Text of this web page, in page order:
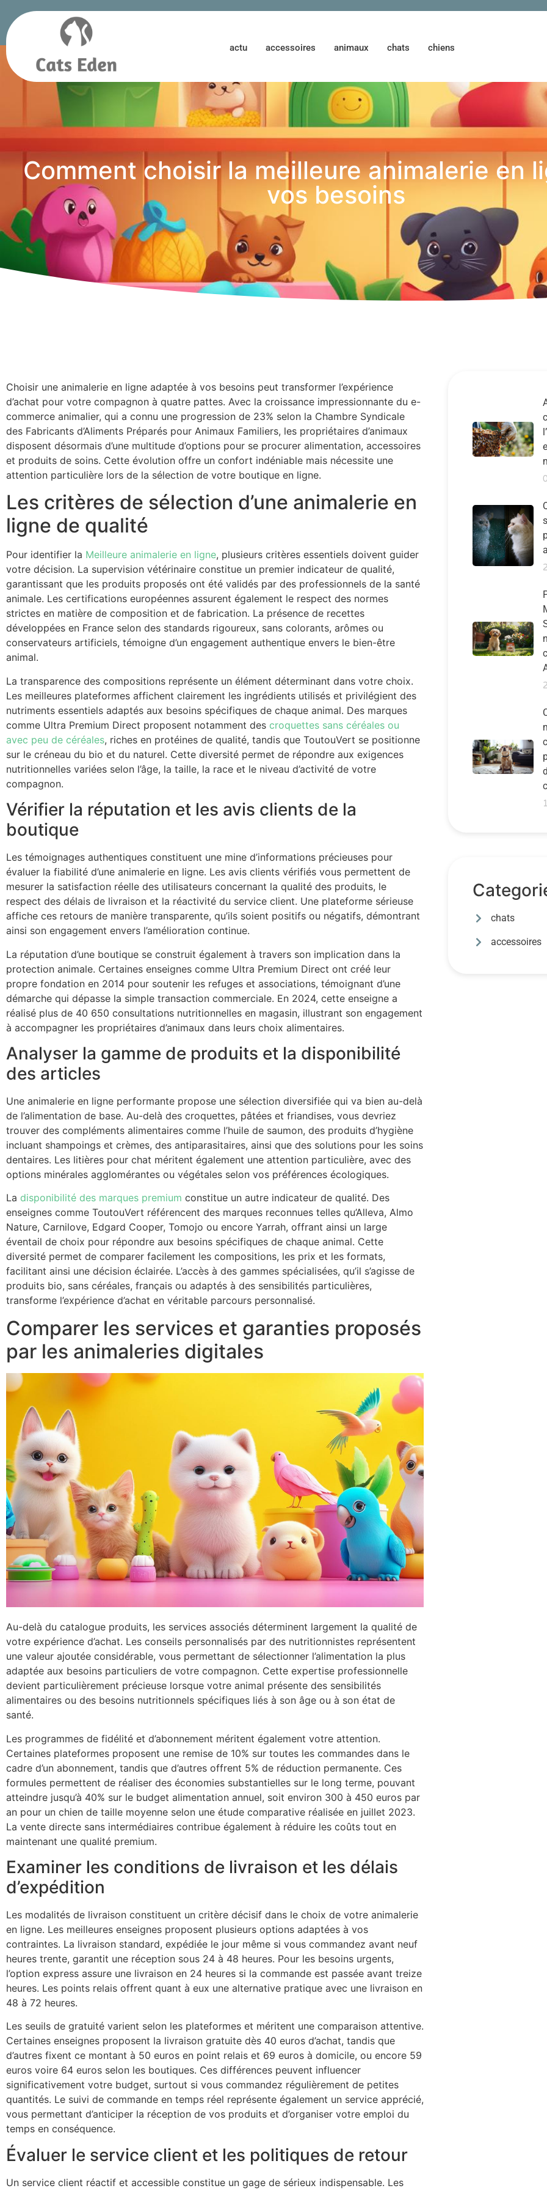
actu accessoires animaux chats chiens
Comment choisir la meilleure animalerie en
vos besoins
Choisir une animalerie en ligne adaptée à vos besoins peut transformer l’expérience
d’achat pour votre compagnon à quatre pattes. Avec la croissance impressionnante du e-
commerce animalier, qui a connu une progression de 23% selon la Chambre Syndicale
des Fabricants d’Aliments Préparés pour Animaux Familiers, les propriétaires d’animaux
disposent désormais d’une multitude d’options pour se procurer alimentation, accessoires
et produits de soins. Cette évolution offre un confort indéniable mais nécessite une
attention particulière lors de la sélection de votre boutique en ligne.
Les critères de sélection d’une animalerie en
ligne de qualité
Pour identifier la Meilleure animalerie en ligne, plusieurs critères essentiels doivent guider
votre décision. La supervision vétérinaire constitue un premier indicateur de qualité,
garantissant que les produits proposés ont été validés par des professionnels de la santé
animale. Les certifications européennes assurent également le respect des normes
strictes en matière de composition et de fabrication. La présence de recettes
développées en France selon des standards rigoureux, sans colorants, arômes ou
conservateurs artificiels, témoigne d’un engagement authentique envers le bien-être
animal.
La transparence des compositions représente un élément déterminant dans votre choix.
Les meilleures plateformes affichent clairement les ingrédients utilisés et privilégient des
nutriments essentiels adaptés aux besoins spécifiques de chaque animal. Des marques
comme Ultra Premium Direct proposent notamment des croquettes sans céréales ou
avec peu de céréales, riches en protéines de qualité, tandis que ToutouVert se positionne
sur le créneau du bio et du naturel. Cette diversité permet de répondre aux exigences
nutritionnelles variées selon l’âge, la taille, la race et le niveau d’activité de votre
compagnon.
Vérifier la réputation et les avis clients de la
boutique
Les témoignages authentiques constituent une mine d’informations précieuses pour
évaluer la fiabilité d’une animalerie en ligne. Les avis clients vérifiés vous permettent de
mesurer la satisfaction réelle des utilisateurs concernant la qualité des produits, le
respect des délais de livraison et la réactivité du service client. Une plateforme sérieuse
affiche ces retours de manière transparente, qu’ils soient positifs ou négatifs, démontrant
ainsi son engagement envers l’amélioration continue.
La réputation d’une boutique se construit également à travers son implication dans la
protection animale. Certaines enseignes comme Ultra Premium Direct ont créé leur
propre fondation en 2014 pour soutenir les refuges et associations, témoignant d’une
démarche qui dépasse la simple transaction commerciale. En 2024, cette enseigne a
réalisé plus de 40 650 consultations nutritionnelles en magasin, illustrant son engagement
à accompagner les propriétaires d’animaux dans leurs choix alimentaires.
Analyser la gamme de produits et la disponibilité
des articles
Une animalerie en ligne performante propose une sélection diversifiée qui va bien au-delà
de l’alimentation de base. Au-delà des croquettes, pâtées et friandises, vous devriez
trouver des compléments alimentaires comme l’huile de saumon, des produits d’hygiène
incluant shampoings et crèmes, des antiparasitaires, ainsi que des solutions pour les soins
dentaires. Les litières pour chat méritent également une attention particulière, avec des
options minérales agglomérantes ou végétales selon vos préférences écologiques.
La disponibilité des marques premium constitue un autre indicateur de qualité. Des
enseignes comme ToutouVert référencent des marques reconnues telles qu’Alleva, Almo
Nature, Carnilove, Edgard Cooper, Tomojo ou encore Yarrah, offrant ainsi un large
éventail de choix pour répondre aux besoins spécifiques de chaque animal. Cette
diversité permet de comparer facilement les compositions, les prix et les formats,
facilitant ainsi une décision éclairée. L’accès à des gammes spécialisées, qu’il s’agisse de
produits bio, sans céréales, français ou adaptés à des sensibilités particulières,
transforme l’expérience d’achat en véritable parcours personnalisé.
Comparer les services et garanties proposés
par les animaleries digitales
Au-delà du catalogue produits, les services associés déterminent largement la qualité de
votre expérience d’achat. Les conseils personnalisés par des nutritionnistes représentent
une valeur ajoutée considérable, vous permettant de sélectionner l’alimentation la plus
adaptée aux besoins particuliers de votre compagnon. Cette expertise professionnelle
devient particulièrement précieuse lorsque votre animal présente des sensibilités
alimentaires ou des besoins nutritionnels spécifiques liés à son âge ou à son état de
santé.
Les programmes de fidélité et d’abonnement méritent également votre attention.
Certaines plateformes proposent une remise de 10% sur toutes les commandes dans le
cadre d’un abonnement, tandis que d’autres offrent 5% de réduction permanente. Ces
formules permettent de réaliser des économies substantielles sur le long terme, pouvant
atteindre jusqu’à 40% sur le budget alimentation annuel, soit environ 300 à 450 euros par
an pour un chien de taille moyenne selon une étude comparative réalisée en juillet 2023.
La vente directe sans intermédiaires contribue également à réduire les coûts tout en
maintenant une qualité premium.
Examiner les conditions de livraison et les délais
d’expédition
Les modalités de livraison constituent un critère décisif dans le choix de votre animalerie
en ligne. Les meilleures enseignes proposent plusieurs options adaptées à vos
contraintes. La livraison standard, expédiée le jour même si vous commandez avant neuf
heures trente, garantit une réception sous 24 à 48 heures. Pour les besoins urgents,
l’option express assure une livraison en 24 heures si la commande est passée avant treize
heures. Les points relais offrent quant à eux une alternative pratique avec une livraison en
48 à 72 heures.
Les seuils de gratuité varient selon les plateformes et méritent une comparaison attentive.
Certaines enseignes proposent la livraison gratuite dès 40 euros d’achat, tandis que
d’autres fixent ce montant à 50 euros en point relais et 69 euros à domicile, ou encore 59
euros voire 64 euros selon les boutiques. Ces différences peuvent influencer
significativement votre budget, surtout si vous commandez régulièrement de petites
quantités. Le suivi de commande en temps réel représente également un service apprécié,
vous permettant d’anticiper la réception de vos produits et d’organiser votre emploi du
temps en conséquence.
Évaluer le service client et les politiques de retour
Un service client réactif et accessible constitue un gage de sérieux indispensable. Les
chats
accessoires